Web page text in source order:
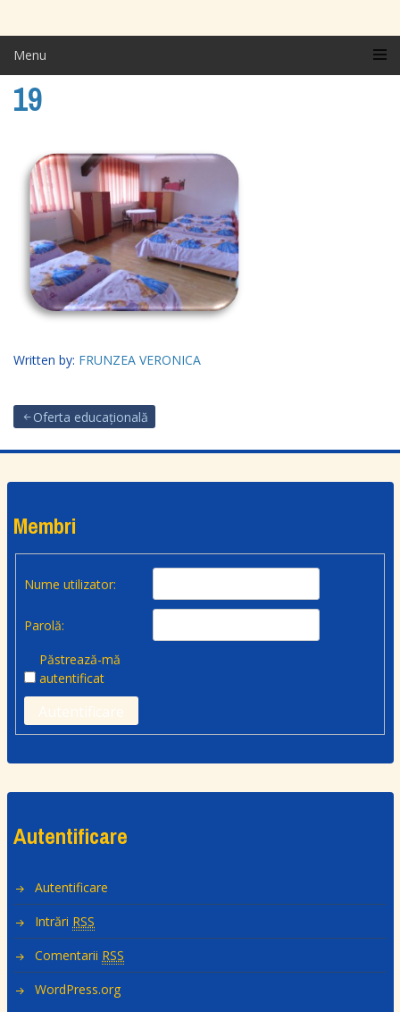
Menu
19
Written by: FRUNZEA VERONICA
Oferta educațională
Membri
Nume utilizator:
Parolă:
Păstrează-mă
autentificat
Autentificare
Autentificare
Autentificare
Intrări RSS
Comentarii RSS
WordPress.org